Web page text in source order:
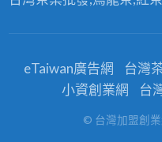
eTaiwan廣告網 台灣
小資創業網
台
© 台灣加盟創